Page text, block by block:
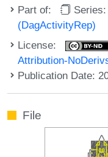
Part of: Series:
(DagActivityRep)
License:
Attribution-
Publication Date:
File